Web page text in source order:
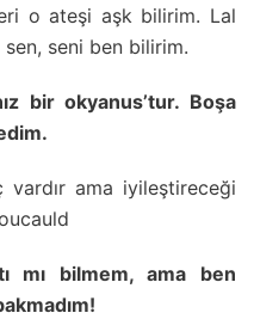
o ateşi aşk bilirim. Lal
sen, seni ben bilirim.
bir okyanus’tur. Boşa
ama iyileştireceği
mı bilmem, ama ben